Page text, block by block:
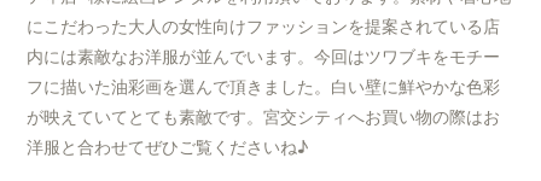
にこだわった大人の女性向けファッションを提案されている店
内には素敵なお洋服が並んでいます。今回はツワブキをモチー
フに描いた油彩画を選んで頂きました。白い壁に鮮やかな色彩
が映えていてとても素敵です。宮交シティへお買い物の際はお
洋服と合わせてぜひご覧くださいね♪